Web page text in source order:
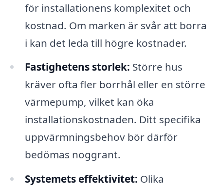
för installationens komplexitet och
kostnad. Om marken är svår att borra
i kan det leda till högre kostnader.
Fastighetens storlek: Större hus
kräver ofta fler borrhål eller en större
värmepump, vilket kan öka
installationskostnaden. Ditt specifika
uppvärmningsbehov bör därför
bedömas noggrant.
Systemets effektivitet: Olika